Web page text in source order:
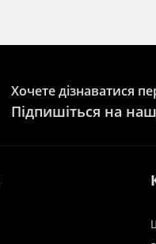
Хочете дізнаватися
Підпишіться на